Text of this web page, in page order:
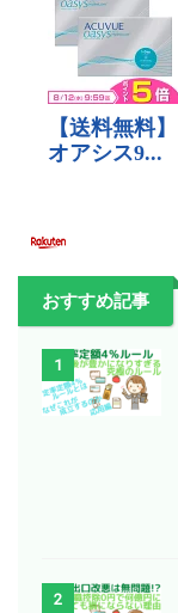
おすすめ記事
1
2